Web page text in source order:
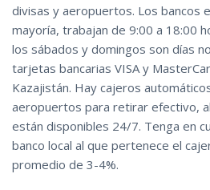
divisas y aeropuertos. Los bancos
mayoría, trabajan de 9:00 a 18:00
los sábados y domingos son días
tarjetas bancarias VISA y
Kazajistán. Hay cajeros
aeropuertos para retirar efectivo,
están disponibles 24/7. Tenga en
banco local al que pertenece el
promedio de 3-4%.